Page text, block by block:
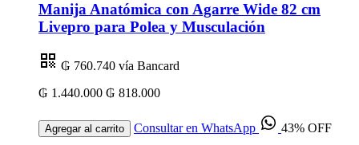
Manija Anatómica con Agarre Wide 82 cm
Livepro para Polea y Musculación
₲ 760.740 vía Bancard
₲ 1.440.000 ₲ 818.000
Agregar al carrito Consultar en WhatsApp 43% OFF